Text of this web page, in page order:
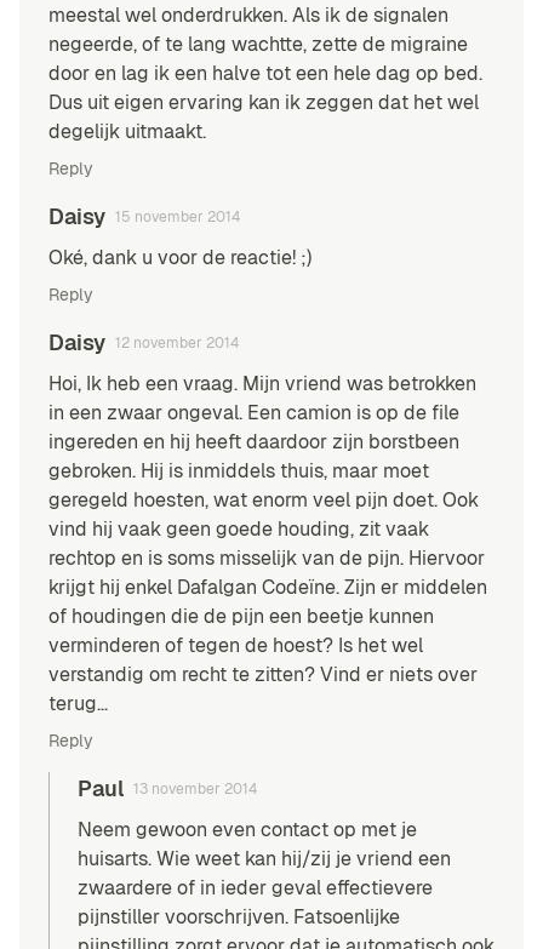
meestal wel onderdrukken. Als ik de signalen
negeerde, of te lang wachtte, zette de migraine
door en lag ik een halve tot een hele dag op bed.
Dus uit eigen ervaring kan ik zeggen dat het wel
degelijk uitmaakt.
Reply
Daisy 15 november 2014
Oké, dank u voor de reactie! ;)
Reply
Daisy 12 november 2014
Hoi, Ik heb een vraag. Mijn vriend was betrokken
in een zwaar ongeval. Een camion is op de file
ingereden en hij heeft daardoor zijn borstbeen
gebroken. Hij is inmiddels thuis, maar moet
geregeld hoesten, wat enorm veel pijn doet. Ook
vind hij vaak geen goede houding, zit vaak
rechtop en is soms misselijk van de pijn. Hiervoor
krijgt hij enkel Dafalgan Codeïne. Zijn er middelen
of houdingen die de pijn een beetje kunnen
verminderen of tegen de hoest? Is het wel
verstandig om recht te zitten? Vind er niets over
terug…
Reply
Paul 13 november 2014
Neem gewoon even contact op met je
huisarts. Wie weet kan hij/zij je vriend een
zwaardere of in ieder geval effectievere
pijnstiller voorschrijven. Fatsoenlijke